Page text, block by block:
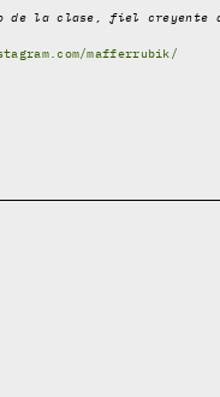
de la clase, fiel creyente
mafferrubik/